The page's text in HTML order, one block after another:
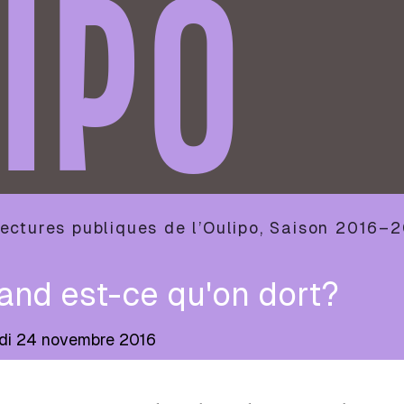
publiques de l’Oulipo, Saison
est-ce qu'on dort?
24 novembre 2016